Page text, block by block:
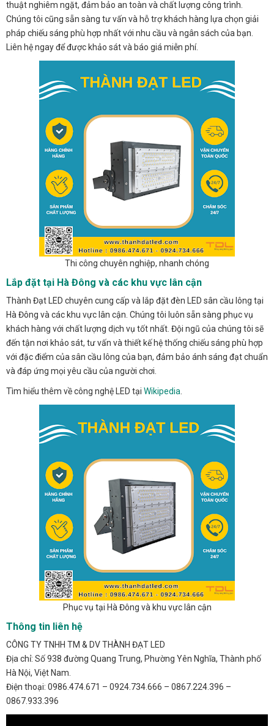
thuật nghiêm ngặt, đảm bảo an toàn và chất lượng công trình.
Chúng tôi cũng sẵn sàng tư vấn và hỗ trợ khách hàng lựa chọn giải
pháp chiếu sáng phù hợp nhất với nhu cầu và ngân sách của bạn.
Liên hệ ngay để được khảo sát và báo giá miễn phí.
Thi công chuyên nghiệp, nhanh chóng
Lắp đặt tại Hà Đông và các khu vực lân cận
Thành Đạt LED chuyên cung cấp và lắp đặt đèn LED sân cầu lông tại
Hà Đông và các khu vực lân cận. Chúng tôi luôn sẵn sàng phục vụ
khách hàng với chất lượng dịch vụ tốt nhất. Đội ngũ của chúng tôi sẽ
đến tận nơi khảo sát, tư vấn và thiết kế hệ thống chiếu sáng phù hợp
với đặc điểm của sân cầu lông của bạn, đảm bảo ánh sáng đạt chuẩn
và đáp ứng mọi yêu cầu của người chơi.
Tìm hiểu thêm về công nghệ LED tại Wikipedia
Phục vụ tại Hà Đông và khu vực lân cận
Thông tin liên hệ
CÔNG TY TNHH TM & DV THÀNH ĐẠT LED
Địa chỉ: Số 938 đường Quang Trung, Phường Yên Nghĩa, Thành phố
Hà Nội, Việt Nam.
Điện thoại: 0986.474.671 – 0924.734.666 – 0867.224.396 –
0867.933.396